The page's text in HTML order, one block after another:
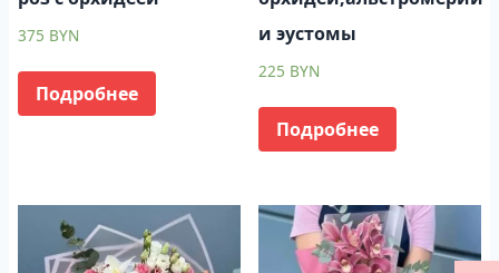
375 BYN
Подробнее
и эустомы
225 BYN
Подробнее